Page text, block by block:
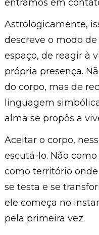
entramos em
Astrologicamente,
descreve o modo
espaço, de reagir à
própria presença.
do corpo, mas de
linguagem
alma se propôs a
Aceitar o corpo,
escutá-lo. Não
como território onde
se testa e se
ele começa no
pela primeira vez.